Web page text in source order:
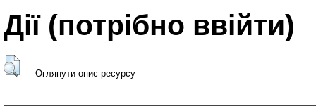
Дії ​​(потрібно ввійти)
Оглянути опис ресурсу